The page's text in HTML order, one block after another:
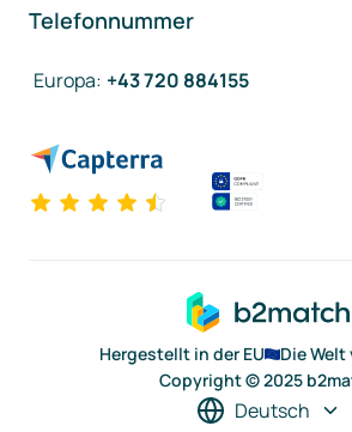
Telefonnummer
Europa: +43 720 884155
Hergestellt in der EU
Die
Copyright © 2025
Deutsch